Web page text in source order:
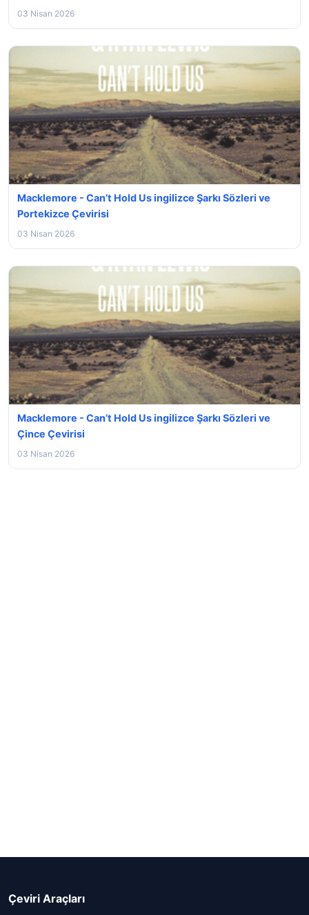
03 Nisan 2026
Macklemore - Can’t Hold Us ingilizce Şarkı Sözleri ve
Portekizce Çevirisi
03 Nisan 2026
Macklemore - Can’t Hold Us ingilizce Şarkı Sözleri ve
Çince Çevirisi
03 Nisan 2026
Çeviri Araçları